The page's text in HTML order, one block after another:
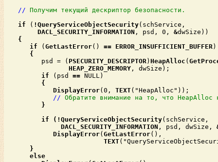
// Получим текущий дескриптор безопасности.
if ( !QueryServiceObjectSecurity(schService,
DACL_SECURITY_INFORMATION , psd, 0, &dwSize))
if ( GetLastError() == ERROR_INSUFFICIENT_BUFFER)
         psd = (
PSECURITY_DESCRIPTOR) HeapAlloc (
HEAP_ZERO_MEMORY , dwSize);
if (psd == NULL)
DisplayError(0, TEXT("HeapAlloc"));
// Обратите внимание на то, что
}
if
(! QueryServiceObjectSecurity(schService,
DACL_SECURITY_INFORMATION , psd, dwSize,
DisplayError( GetLastError(),
TEXT
else